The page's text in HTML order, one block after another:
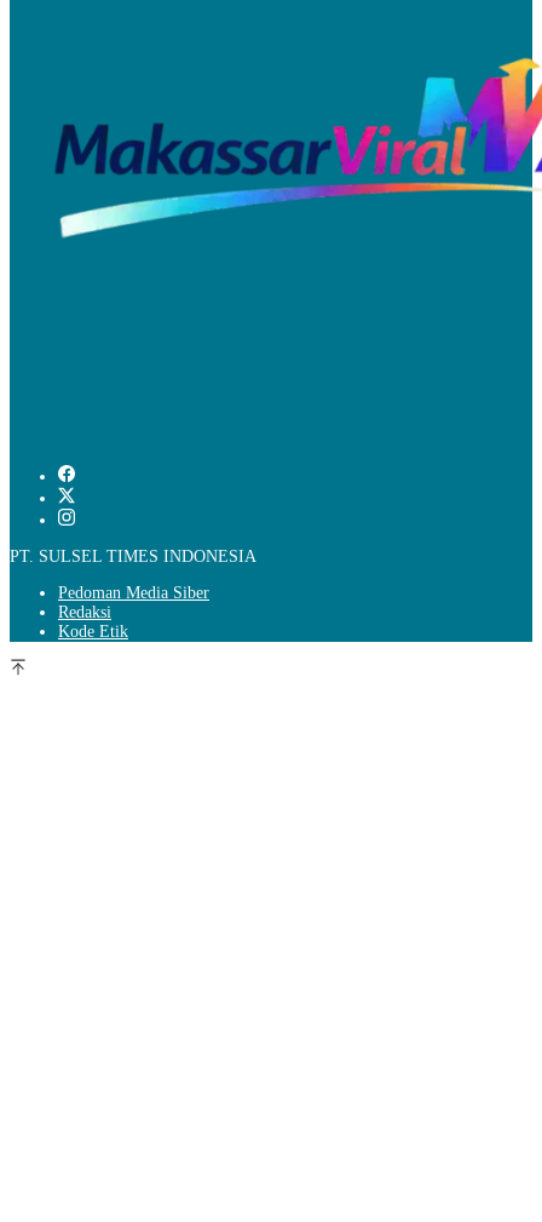
PT. SULSEL TIMES INDONESIA
Pedoman Media Siber
Redaksi
Kode Etik